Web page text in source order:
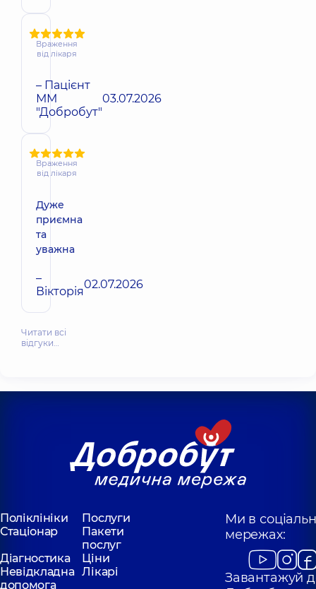
Враження
від лікаря
– Пацієнт
ММ
"Добробут"
03.07.2026
Враження
від лікаря
Дуже
приємна
та
уважна
–
Вікторія02.07.2026
Читати всі
відгуки…
Поліклініки
Послуги
Стаціонар
Пакети
послуг
Діагностика
Ціни
Невідкладна
допомога
Лікарі
Ми в
мережах:
Завантажуй